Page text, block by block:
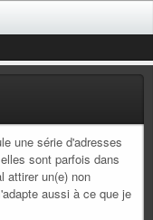
une série d'adresses
sont parfois dans
attirer un(e) non
aussi à ce que je